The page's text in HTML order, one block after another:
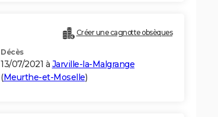
Créer une cagnotte obsèques
Décès
13/07/2021 à Jarville-la-Malgrange
(Meurthe-et-Moselle)